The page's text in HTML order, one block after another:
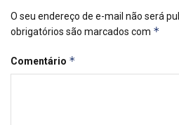
O seu endereço de e-mail não será
obrigatórios são marcados com *
Comentário *